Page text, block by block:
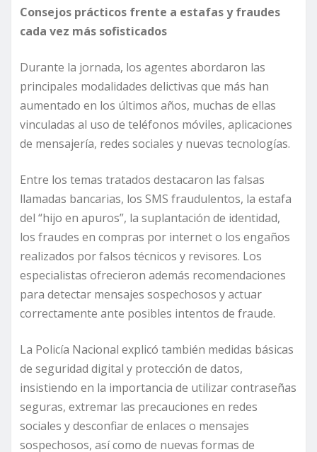
Consejos prácticos frente a estafas y fraudes
cada vez más sofisticados
Durante la jornada, los agentes abordaron las
principales modalidades delictivas que más han
aumentado en los últimos años, muchas de ellas
vinculadas al uso de teléfonos móviles, aplicaciones
de mensajería, redes sociales y nuevas tecnologías.
Entre los temas tratados destacaron las falsas
llamadas bancarias, los SMS fraudulentos, la estafa
del “hijo en apuros”, la suplantación de identidad,
los fraudes en compras por internet o los engaños
realizados por falsos técnicos y revisores. Los
especialistas ofrecieron además recomendaciones
para detectar mensajes sospechosos y actuar
correctamente ante posibles intentos de fraude.
La Policía Nacional explicó también medidas básicas
de seguridad digital y protección de datos,
insistiendo en la importancia de utilizar contraseñas
seguras, extremar las precauciones en redes
sociales y desconfiar de enlaces o mensajes
sospechosos, así como de nuevas formas de